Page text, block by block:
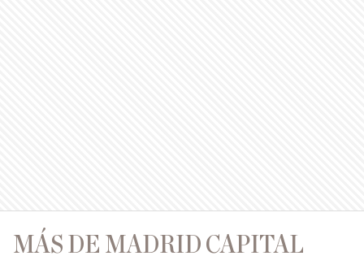
MÁS DE MADRID CAPITAL